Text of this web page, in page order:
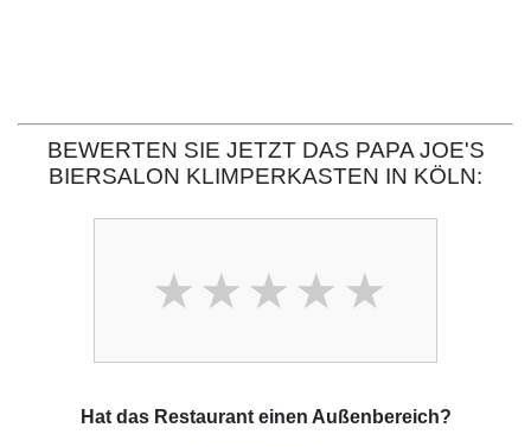
BEWERTEN SIE JETZT DAS PAPA JOE'S
BIERSALON KLIMPERKASTEN IN KÖLN:
Hat das Restaurant einen Außenbereich?